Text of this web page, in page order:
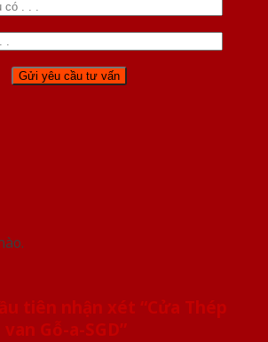
tiên nhận xét “Cửa Thép
Gỗ-a-SGD”